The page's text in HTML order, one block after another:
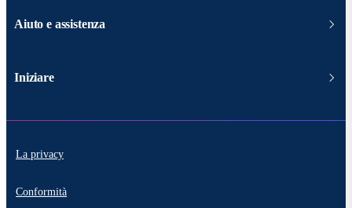
Aiuto e assistenza
Iniziare
La privacy
Conformità